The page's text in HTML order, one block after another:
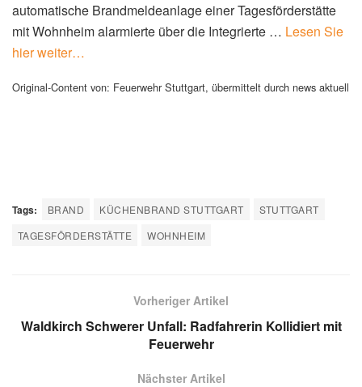
automatische Brandmeldeanlage einer Tagesförderstätte
mit Wohnheim alarmierte über die Integrierte … Lesen Sie
hier weiter…
Original-Content von: Feuerwehr Stuttgart, übermittelt durch news aktuell
Tags: BRAND KÜCHENBRAND STUTTGART
STUTTGART
TAGESFÖRDERSTÄTTE
WOHNHEIM
Vorheriger Artikel
Waldkirch Schwerer Unfall: Radfahrerin Kollidiert mit
Feuerwehr
Nächster Artikel